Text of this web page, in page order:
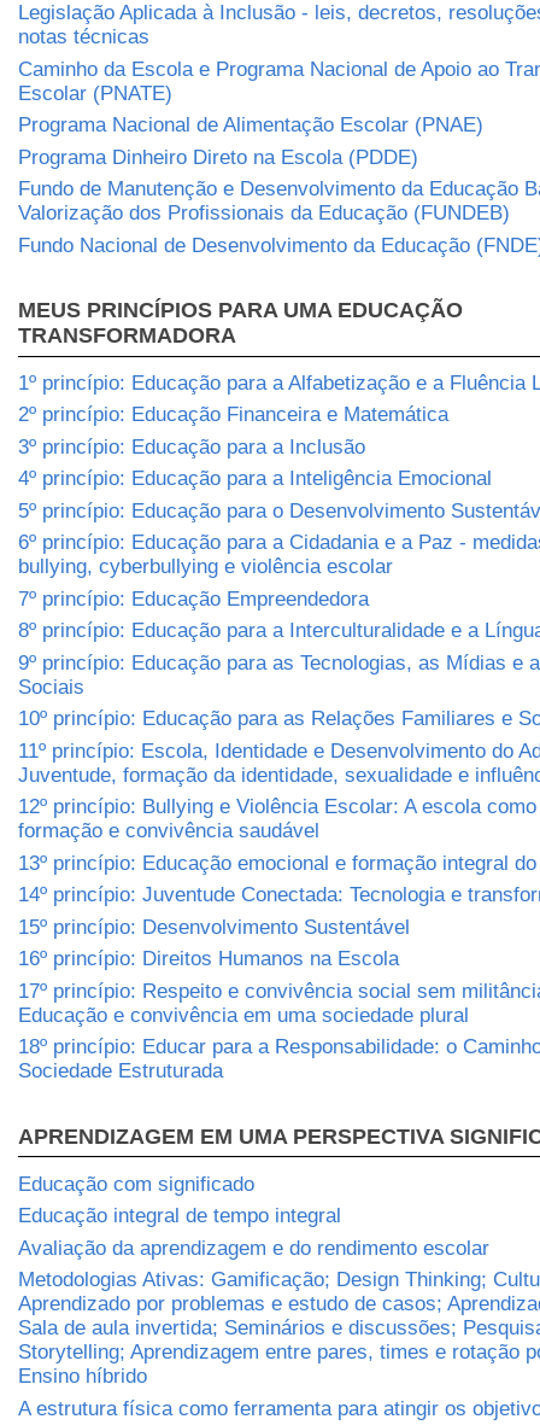
Legislação Aplicada à Inclusão - leis, decretos,
notas técnicas
Caminho da Escola e Programa Nacional de Apoio ao
Escolar (PNATE)
Programa Nacional de Alimentação Escolar (PNAE)
Programa Dinheiro Direto na Escola (PDDE)
Fundo de Manutenção e Desenvolvimento da Educação
Valorização dos Profissionais da Educação (FUNDEB)
Fundo Nacional de Desenvolvimento da Educação
MEUS PRINCÍPIOS PARA UMA EDUCAÇÃO
TRANSFORMADORA
1º princípio: Educação para a Alfabetização e a Fluência
2º princípio: Educação Financeira e Matemática
3º princípio: Educação para a Inclusão
4º princípio: Educação para a Inteligência Emocional
5º princípio: Educação para o Desenvolvimento
6º princípio: Educação para a Cidadania e a Paz -
bullying, cyberbullying e violência escolar
7º princípio: Educação Empreendedora
8º princípio: Educação para a Interculturalidade e a
9º princípio: Educação para as Tecnologias, as Mídias e
Sociais
10º princípio: Educação para as Relações Familiares e
11º princípio: Escola, Identidade e Desenvolvimento do
Juventude, formação da identidade, sexualidade e
12º princípio: Bullying e Violência Escolar: A escola
formação e convivência saudável
13º princípio: Educação emocional e formação integral
14º princípio: Juventude Conectada: Tecnologia e
15º princípio: Desenvolvimento Sustentável
16º princípio: Direitos Humanos na Escola
17º princípio: Respeito e convivência social sem
Educação e convivência em uma sociedade plural
18º princípio: Educar para a Responsabilidade: o
Sociedade Estruturada
APRENDIZAGEM EM UMA PERSPECTIVA
Educação com significado
Educação integral de tempo integral
Avaliação da aprendizagem e do rendimento escolar
Metodologias Ativas: Gamificação; Design Thinking;
Aprendizado por problemas e estudo de casos;
Sala de aula invertida; Seminários e discussões;
Storytelling; Aprendizagem entre pares, times e rotação
Ensino híbrido
A estrutura física como ferramenta para atingir os